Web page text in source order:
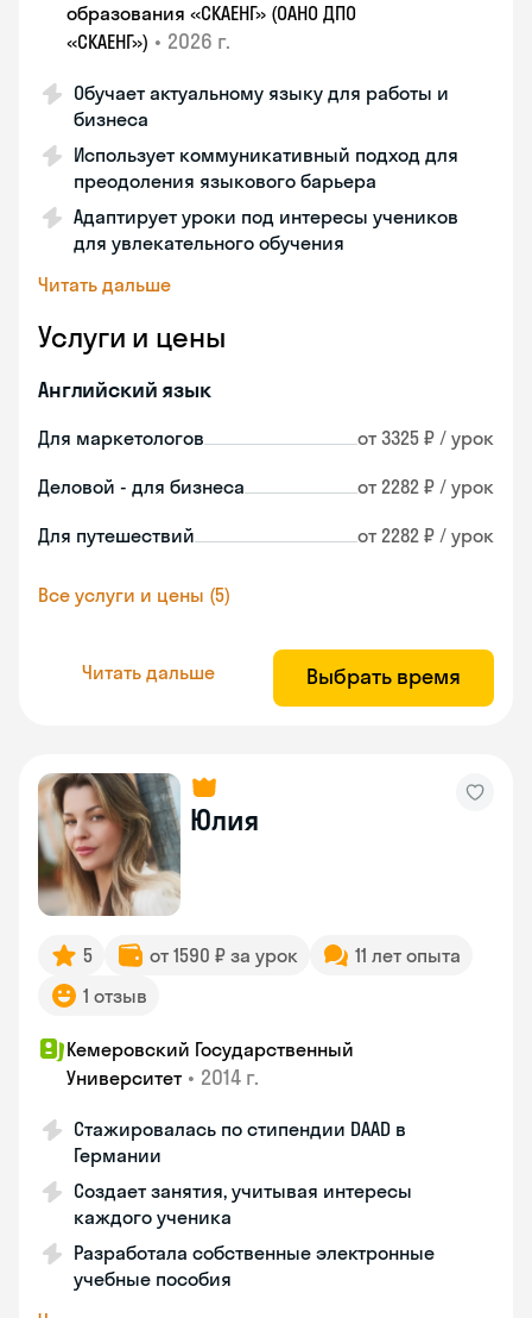
образования «СКАЕНГ» (ОАНО ДПО
«СКАЕНГ») • 2026 г.
Обучает актуальному языку для работы и
бизнеса
Использует коммуникативный подход для
преодоления языкового барьера
Адаптирует уроки под интересы учеников
для увлекательного обучения
Читать дальше
Услуги и цены
Английский язык
Для маркетологов от 3325 ₽ / урок
Деловой - для бизнеса от 2282 ₽ / урок
Для путешествий от 2282 ₽ / урок
Все услуги и цены (5)
Читать дальше Выбрать время
Юлия
5 от 1590 ₽ за урок
11 лет опыта
1 отзыв
Кемеровский Государственный
Университет • 2014 г.
Стажировалась по стипендии DAAD в
Германии
Создает занятия, учитывая интересы
каждого ученика
Разработала собственные электронные
учебные пособия